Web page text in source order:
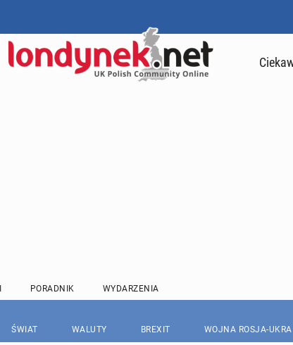
PORADNIK WYDARZENIA
ŚWIAT WALUTY BREXIT WOJNA ROSJA-